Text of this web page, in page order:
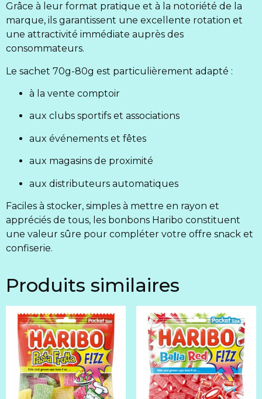
Grâce à leur format pratique et à la notoriété de la
marque, ils garantissent une excellente rotation et
une attractivité immédiate auprès des
consommateurs.
Le sachet 70g-80g est particulièrement adapté :
à la vente comptoir
aux clubs sportifs et associations
aux événements et fêtes
aux magasins de proximité
aux distributeurs automatiques
Faciles à stocker, simples à mettre en rayon et
appréciés de tous, les bonbons Haribo constituent
une valeur sûre pour compléter votre offre snack et
confiserie.
Produits similaires